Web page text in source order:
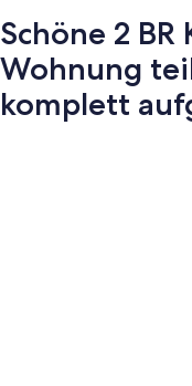
Schöne 2
Wohnung
komplett